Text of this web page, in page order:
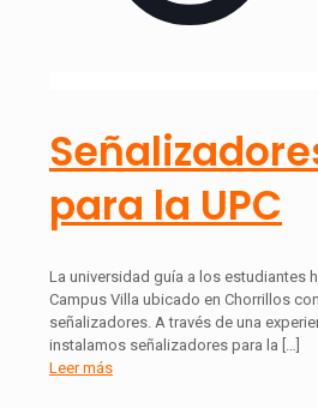
para la UPC
La universidad guía a los estudiantes
Campus Villa ubicado en Chorrillos con
señalizadores. A través de una
instalamos señalizadores para la […]
Leer más